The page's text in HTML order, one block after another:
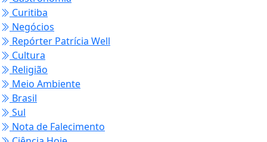
Curitiba
Negócios
Repórter Patrícia Well
Cultura
Religião
Meio Ambiente
Brasil
Sul
Nota de Falecimento